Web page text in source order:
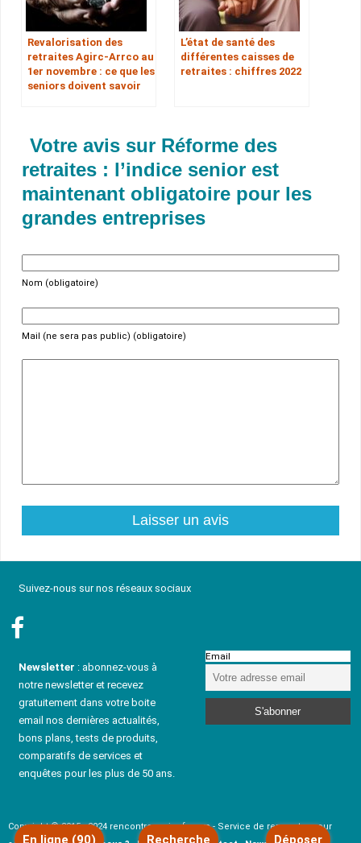
Revalorisation des
retraites Agirc-Arrco au
1er novembre : ce que les
seniors doivent savoir
L’état de santé des
différentes caisses de
retraites : chiffres 2022
Votre avis sur Réforme des
retraites : l’indice senior est
maintenant obligatoire pour les
grandes entreprises
Nom (obligatoire)
Mail (ne sera pas public) (obligatoire)
Suivez-nous sur nos réseaux sociaux
Newsletter : abonnez-vous à
notre newsletter et recevez
gratuitement dans votre boite
email nos dernières actualités,
bons plans, tests de produits,
comparatifs de services et
enquêtes pour les plus de 50 ans.
Email
Copyright © 2015 - 2024 rencontresenior-fr.com - Service de rencontre pour
En ligne (90) Recherche Déposer